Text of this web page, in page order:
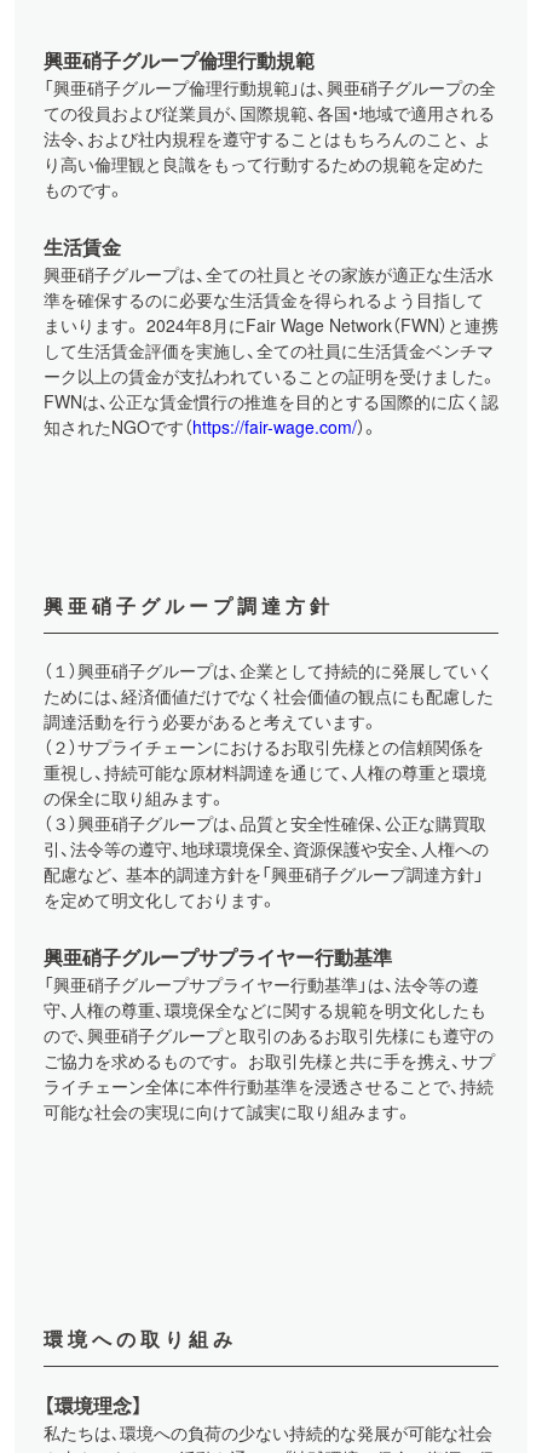
興亜硝子グループ倫理行動規範
「興亜硝子グループ倫理行動規範」は、興亜硝子グループの全
ての役員および従業員が、国際規範、各国・地域で適用される
法令、および社内規程を遵守することはもちろんのこと、 よ
り高い倫理観と良識をもって行動するための規範を定めた
ものです。
生活賃金
興亜硝子グループは、全ての社員とその家族が適正な生活水
準を確保するのに必要な生活賃金を得られるよう目指して
まいります。 2024年8月にFair Wage Network（FWN）と連携
して生活賃金評価を実施し、全ての社員に生活賃金ベンチマ
ーク以上の賃金が支払われていることの証明を受けました。
FWNは、公正な賃金慣行の推進を目的とする国際的に広く認
知されたNGOです（https://fair-wage.com/）。
興亜硝子グループ調達方針
（１）興亜硝子グループは、企業として持続的に発展していく
ためには、経済価値だけでなく社会価値の観点にも配慮した
調達活動を行う必要があると考えています。
（２）サプライチェーンにおけるお取引先様との信頼関係を
重視し、持続可能な原材料調達を通じて、人権の尊重と環境
の保全に取り組みます。
（３）興亜硝子グループは、品質と安全性確保、公正な購買取
引、法令等の遵守、地球環境保全、資源保護や安全、人権への
配慮など、 基本的調達方針を「興亜硝子グループ調達方針」
を定めて明文化しております。
興亜硝子グループサプライヤー行動基準
「興亜硝子グループサプライヤー行動基準」は、法令等の遵
守、人権の尊重、環境保全などに関する規範を明文化したも
ので、興亜硝子グループと取引のあるお取引先様にも遵守の
ご協力を求めるものです。 お取引先様と共に手を携え、サプ
ライチェーン全体に本件行動基準を浸透させることで、持続
可能な社会の実現に向けて誠実に取り組みます。
環境への取り組み
【環境理念】
私たちは､環境への負荷の少ない持続的な発展が可能な社会